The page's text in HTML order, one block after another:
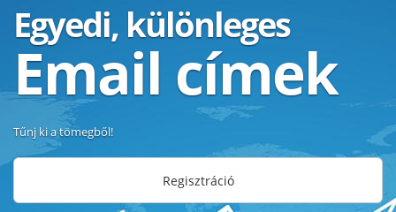
Egyedi, különleges
Email címek
Tűnj ki a tömegből!
Regisztráció